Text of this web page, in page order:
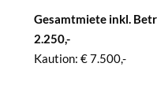
Gesamtmiete inkl.
2.250,-
Kaution: € 7.500,-